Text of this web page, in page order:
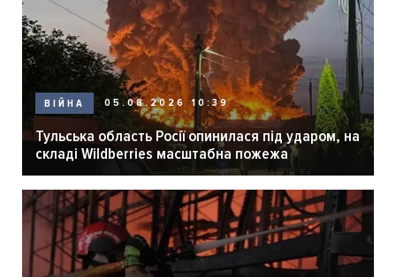
ВІЙНА 05.08.2026 10:39
Тульська область Росії опинилася під ударом, на
складі Wildberries масштабна пожежа